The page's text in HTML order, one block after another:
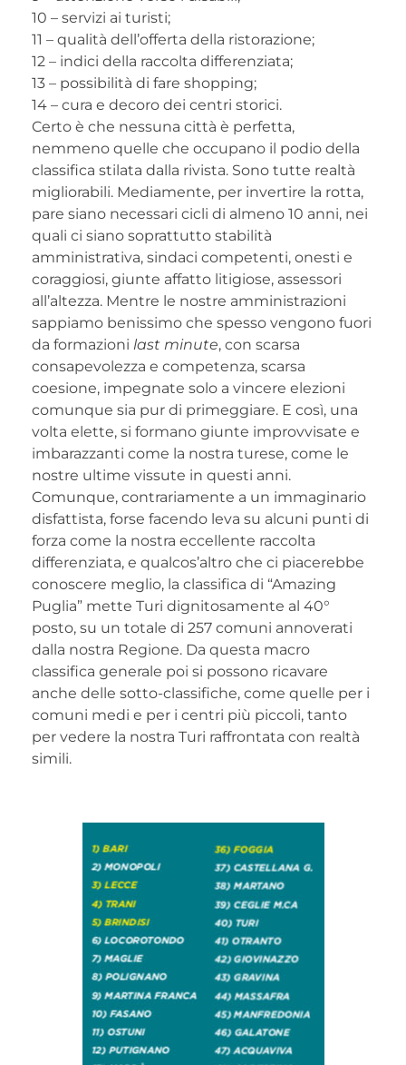
10 – servizi ai turisti;
11 – qualità dell’offerta della ristorazione;
12 – indici della raccolta differenziata;
13 – possibilità di fare shopping;
14 – cura e decoro dei centri storici.
Certo è che nessuna città è perfetta,
nemmeno quelle che occupano il podio della
classifica stilata dalla rivista. Sono tutte realtà
migliorabili. Mediamente, per invertire la rotta,
pare siano necessari cicli di almeno 10 anni, nei
quali ci siano soprattutto stabilità
amministrativa, sindaci competenti, onesti e
coraggiosi, giunte affatto litigiose, assessori
all’altezza. Mentre le nostre amministrazioni
sappiamo benissimo che spesso vengono fuori
da formazioni last minute, con scarsa
consapevolezza e competenza, scarsa
coesione, impegnate solo a vincere elezioni
comunque sia pur di primeggiare. E così, una
volta elette, si formano giunte improvvisate e
imbarazzanti come la nostra turese, come le
nostre ultime vissute in questi anni.
Comunque, contrariamente a un immaginario
disfattista, forse facendo leva su alcuni punti di
forza come la nostra eccellente raccolta
differenziata, e qualcos’altro che ci piacerebbe
conoscere meglio, la classifica di “Amazing
Puglia” mette Turi dignitosamente al 40°
posto, su un totale di 257 comuni annoverati
dalla nostra Regione. Da questa macro
classifica generale poi si possono ricavare
anche delle sotto-classifiche, come quelle per i
comuni medi e per i centri più piccoli, tanto
per vedere la nostra Turi raffrontata con realtà
simili.